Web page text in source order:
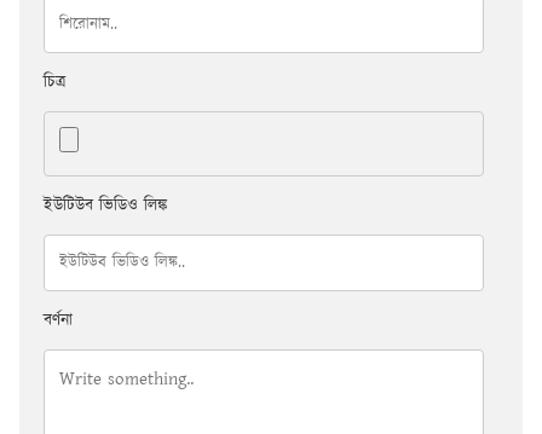
চিত্র
ইউটিউব ভিডিও লিঙ্ক
বর্ণনা